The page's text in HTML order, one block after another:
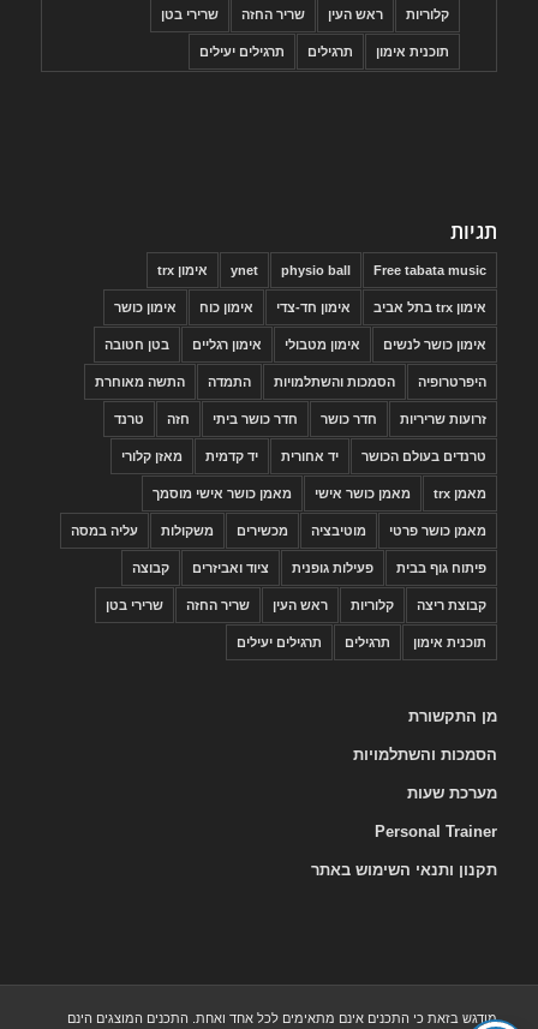
קלוריות ראש העין שריר החזה שרירי בטן
תוכנית אימון תרגילים תרגילים יעילים
תגיות
Free tabata music
physio ball
ynet אימון trx
אימון trx בתל אביב אימון חד-צדי אימון כוח אימון כושר
אימון כושר לנשים אימון מטבולי אימון רגליים בטן חטובה
היפרטרופיה הסמכות והשתלמויות התמדה התשה מאוחרת
זרועות שריריות חדר כושר חדר כושר ביתי חזה טרנד
טרנדים בעולם הכושר יד אחורית יד קדמית מאזן קלורי
מאמן trx מאמן כושר אישי מאמן כושר אישי מוסמך
מאמן כושר פרטי מוטיבציה מכשירים משקולות עליה במסה
פיתוח גוף בבית פעילות גופנית ציוד ואביזרים קבוצה
קבוצת ריצה קלוריות ראש העין שריר החזה שרירי בטן
תוכנית אימון תרגילים תרגילים יעילים
מן התקשורת
הסמכות והשתלמויות
מערכת שעות
Personal Trainer
תקנון ותנאי השימוש באתר
מודגש בזאת כי התכנים אינם מתאימים לכל אחד ואחת. התכנים המוצגים הינם